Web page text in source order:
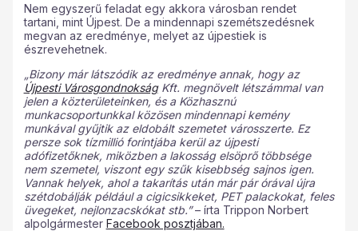
Nem egyszerű feladat egy akkora városban rendet
tartani, mint Újpest. De a mindennapi szemétszedésnek
megvan az eredménye, melyet az újpestiek is
észrevehetnek.
„Bizony már látszódik az eredménye annak, hogy az
Újpesti VárosgondnokságKft. megnövelt létszámmal van
jelen a közterületeinken, és a Közhasznú
munkacsoportunkkal közösen mindennapi kemény
munkával gyűjtik az eldobált szemetet városszerte. Ez
persze sok tízmillió forintjába kerül az újpesti
adófizetőknek, miközben a lakosság elsöprő többsége
nem szemetel, viszont egy szűk kisebbség sajnos igen.
Vannak helyek, ahol a takarítás után már pár órával újra
szétdobálják például a cigicsikkeket, PET palackokat, feles
üvegeket, nejlonzacskókat stb.”– írta Trippon Norbert
alpolgármester Facebook posztjában.